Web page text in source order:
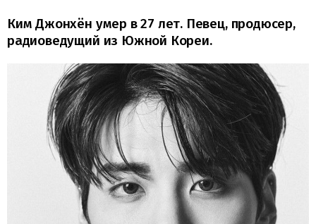
Ким Джонхён умер в 27 лет. Певец, продюсер,
радиоведущий из Южной Кореи.